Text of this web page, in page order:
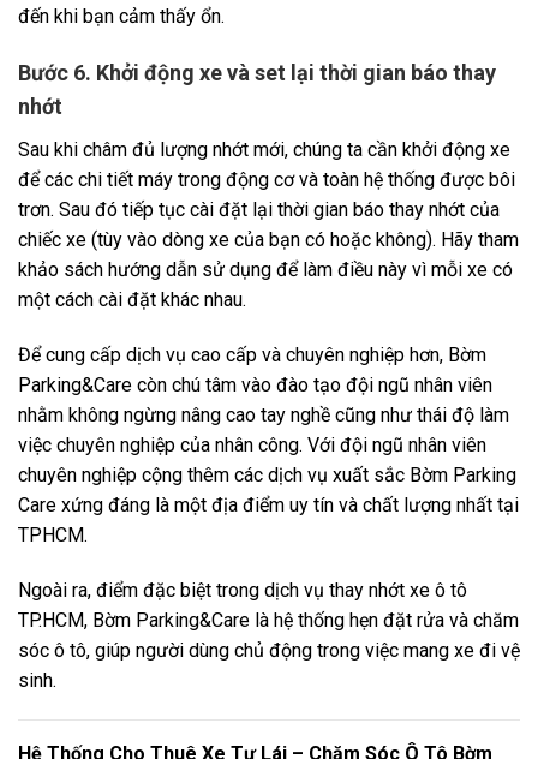
đến khi bạn cảm thấy ổn.
Bước 6. Khởi động xe và set lại thời gian báo thay
nhớt
Sau khi châm đủ lượng nhớt mới, chúng ta cần khởi động xe
để các chi tiết máy trong động cơ và toàn hệ thống được bôi
trơn. Sau đó tiếp tục cài đặt lại thời gian báo thay nhớt của
chiếc xe (tùy vào dòng xe của bạn có hoặc không). Hãy tham
khảo sách hướng dẫn sử dụng để làm điều này vì mỗi xe có
một cách cài đặt khác nhau.
Để cung cấp dịch vụ cao cấp và chuyên nghiệp hơn, Bờm
Parking&Care còn chú tâm vào đào tạo đội ngũ nhân viên
nhằm không ngừng nâng cao tay nghề cũng như thái độ làm
việc chuyên nghiệp của nhân công. Với đội ngũ nhân viên
chuyên nghiệp cộng thêm các dịch vụ xuất sắc Bờm Parking
Care xứng đáng là một địa điểm uy tín và chất lượng nhất tại
TPHCM.
Ngoài ra, điểm đặc biệt trong dịch vụ thay nhớt xe ô tô
TP.HCM, Bờm Parking&Care là hệ thống hẹn đặt rửa và chăm
sóc ô tô, giúp người dùng chủ động trong việc mang xe đi vệ
sinh.
Hệ Thống Cho Thuê Xe Tự Lái – Chăm Sóc Ô Tô Bờm